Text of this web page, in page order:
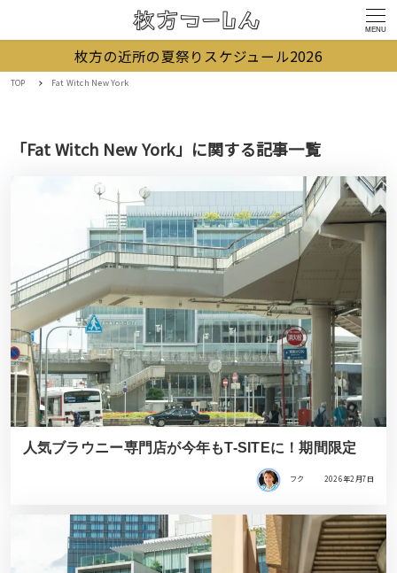
MENU
枚方の近所の夏祭りスケジュール2026
TOP Fat Witch New York
「Fat Witch New York」に関する記事一覧
人気ブラウニー専門店が今年もT-SITEに！期間限定
フク 2026年2月7日